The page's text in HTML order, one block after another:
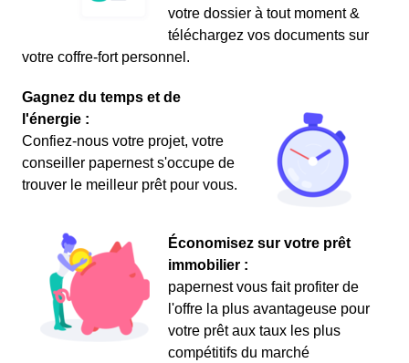
votre dossier à tout moment &
téléchargez vos documents sur
votre coffre-fort personnel.
Gagnez du temps et de
l'énergie :
Confiez-nous votre projet, votre
conseiller papernest s'occupe de
trouver le meilleur prêt pour vous.
Économisez sur votre prêt
immobilier :
papernest vous fait profiter de
l'offre la plus avantageuse pour
votre prêt aux taux les plus
compétitifs du marché